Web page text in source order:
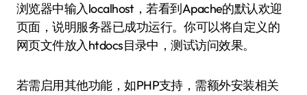
浏览器中输入localhost，若看到Apache的默认欢迎
页面，说明服务器已成功运行。你可以将自定义的
网页文件放入htdocs目录中，测试访问效果。
若需启用其他功能，如PHP支持，需额外安装相关